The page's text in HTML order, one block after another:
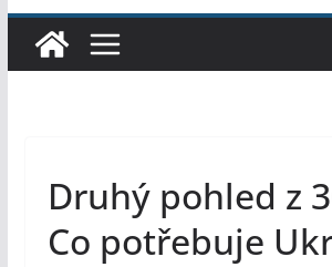
Druhý pohled z
Co potřebuje